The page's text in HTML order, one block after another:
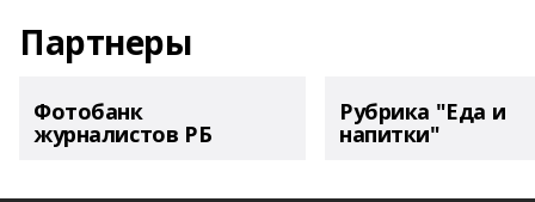
Партнеры
Фотобанк
журналистов РБ
Рубрика "Еда и
напитки"